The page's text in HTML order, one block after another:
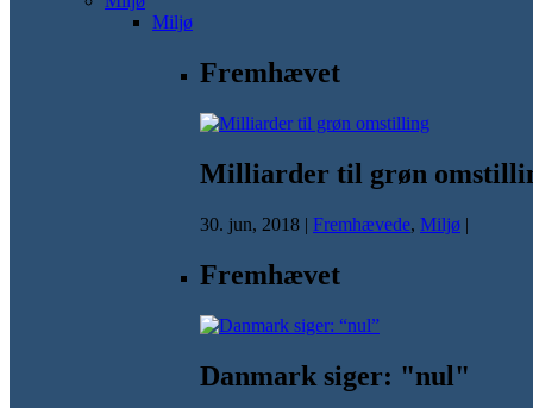
Miljø
Fremhævet
Milliarder til grøn
30. jun, 2018 | Fremhævede, Miljø |
Fremhævet
Danmark siger: "nul"